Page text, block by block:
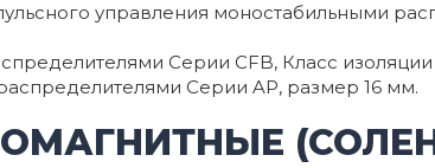
управления моностабильными
Серии CFB, Класс изоляции
Серии AP, размер 16 мм.